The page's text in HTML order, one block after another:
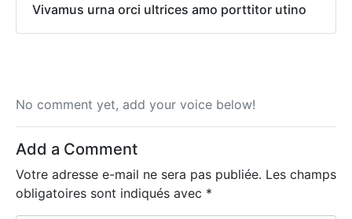
Vivamus urna orci ultrices amo porttitor utino
No comment yet, add your voice below!
Add a Comment
Votre adresse e-mail ne sera pas publiée. Les champs
obligatoires sont indiqués avec *